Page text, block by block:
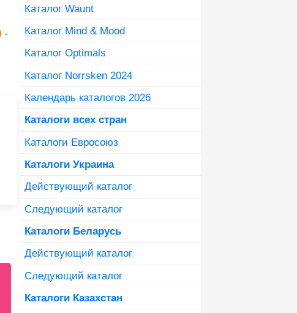
-
Каталог Waunt
Каталог Mind & Mood
Каталог Optimals
Каталог Norrsken 2024
Календарь каталогов 2026
Каталоги всех стран
Каталоги Евросоюз
Каталоги Украина
Действующий каталог
Следующий каталог
Каталоги Беларусь
Действующий каталог
Следующий каталог
Каталоги Казахстан